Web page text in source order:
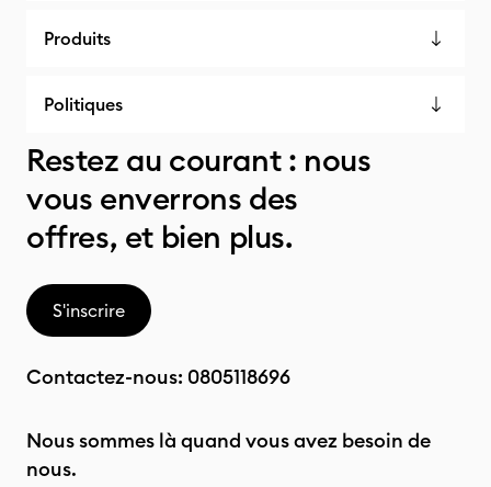
Produits
Politiques
Restez au courant : nous
vous enverrons des
offres, et bien plus.
S'inscrire
Contactez-nous: 0805118696
Nous sommes là quand vous avez besoin de
nous.